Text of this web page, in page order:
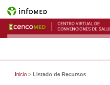
Inicio > Listado de Recursos